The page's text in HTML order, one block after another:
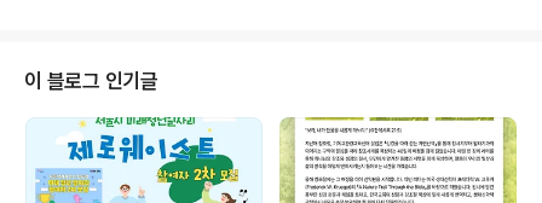
할 수 있는 실천 지침들이차곡차곡 담겨있습니다.2025년
에도, 하나님의 아름다운 창조 세계의 회복을 기대하며우
리 함께 희망의 하루 하루를 만들어가보아요💕 2025 서
로살림 다이어리 추가 구매를 원하시는 분은 수량의 제한
이 있어 신청과 입금 전 문의 먼저 해주시기를 부탁드립니
다! 구매하러 가기! ☞ ht..
이 블로그 인기글